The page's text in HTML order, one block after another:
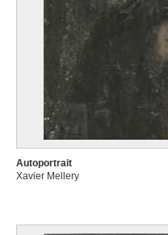
Autoportrait
Xavier Mellery